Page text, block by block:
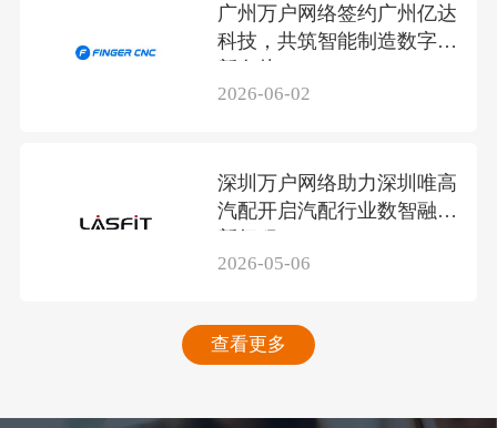
广州万户网络签约广州亿达
科技，共筑智能制造数字化
新名片
2026-06-02
深圳万户网络助力深圳唯高
汽配开启汽配行业数智融合
新征程
2026-05-06
查看更多